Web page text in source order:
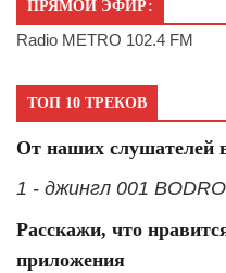
ПРЯМОЙ ЭФИР:
Radio METRO 102.4 FM
ТОП 10 ТРЕКОВ
От наших слушателей
1 - джингл 001
Расскажи, что
приложения